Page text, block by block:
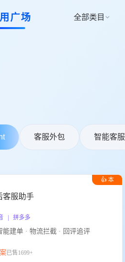
广场 全部类目 
客服外包 智能客服
👍 本
客服助手
| 拼多多
售后智能客服 · 智能建单 · 物流拦截 · 回评追评
已售1699+